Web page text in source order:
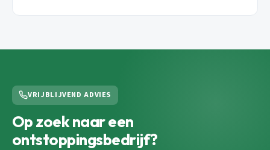
VRIJBLIJVEND ADVIES
Op zoek naar een
ontstoppingsbedrijf?